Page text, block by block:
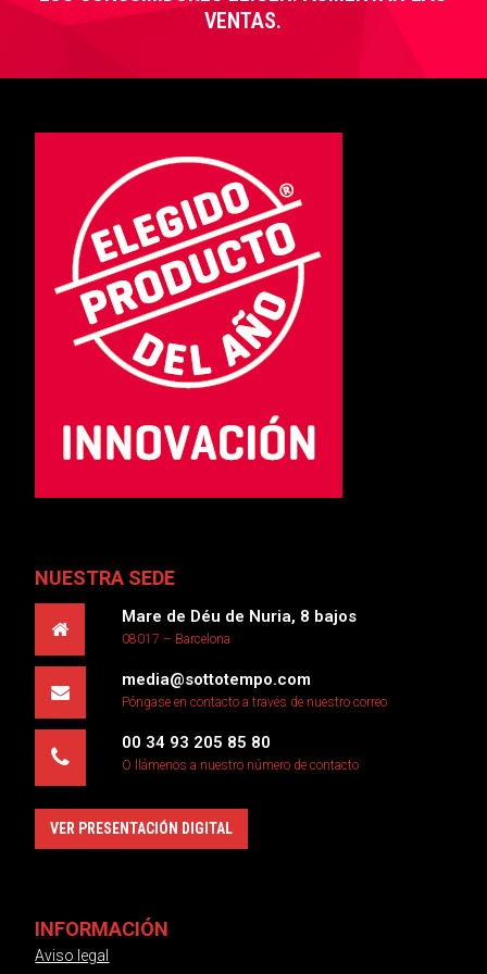
VENTAS.
NUESTRA SEDE
Mare de Déu de Nuria, 8 bajos
08017 – Barcelona
media@sottotempo.com
Póngase en contacto a través de nuestro correo
00 34 93 205 85 80
O llámenos a nuestro número de contacto
VER PRESENTACIÓN DIGITAL
INFORMACIÓN
Aviso legal